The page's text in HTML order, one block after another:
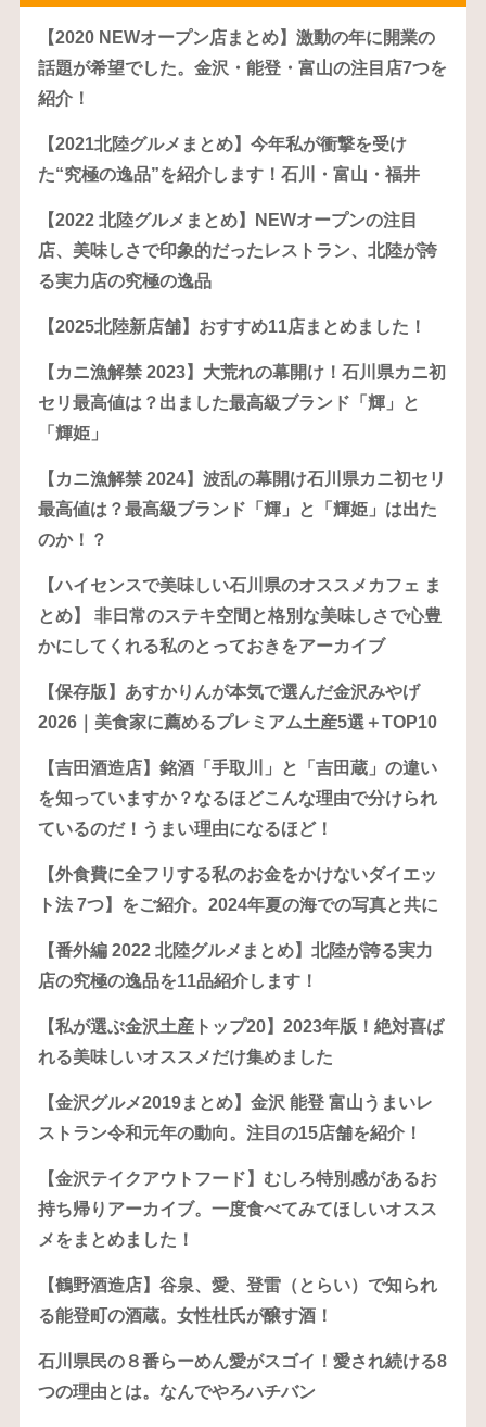
【2020 NEWオープン店まとめ】激動の年に開業の
話題が希望でした。金沢・能登・富山の注目店7つを
紹介！
【2021北陸グルメまとめ】今年私が衝撃を受け
た“究極の逸品”を紹介します！石川・富山・福井
【2022 北陸グルメまとめ】NEWオープンの注目
店、美味しさで印象的だったレストラン、北陸が誇
る実力店の究極の逸品
【2025北陸新店舗】おすすめ11店まとめました！
【カニ漁解禁 2023】大荒れの幕開け！石川県カニ初
セリ最高値は？出ました最高級ブランド「輝」と
「輝姫」
【カニ漁解禁 2024】波乱の幕開け石川県カニ初セリ
最高値は？最高級ブランド「輝」と「輝姫」は出た
のか！？
【ハイセンスで美味しい石川県のオススメカフェ ま
とめ】 非日常のステキ空間と格別な美味しさで心豊
かにしてくれる私のとっておきをアーカイブ
【保存版】あすかりんが本気で選んだ金沢みやげ
2026｜美食家に薦めるプレミアム土産5選＋TOP10
【吉田酒造店】銘酒「手取川」と「吉田蔵」の違い
を知っていますか？なるほどこんな理由で分けられ
ているのだ！うまい理由になるほど！
【外食費に全フリする私のお金をかけないダイエッ
ト法 7つ】をご紹介。2024年夏の海での写真と共に
【番外編 2022 北陸グルメまとめ】北陸が誇る実力
店の究極の逸品を11品紹介します！
【私が選ぶ金沢土産トップ20】2023年版！絶対喜ば
れる美味しいオススメだけ集めました
【金沢グルメ2019まとめ】金沢 能登 富山うまいレ
ストラン令和元年の動向。注目の15店舗を紹介！
【金沢テイクアウトフード】むしろ特別感があるお
持ち帰りアーカイブ。一度食べてみてほしいオスス
メをまとめました！
【鶴野酒造店】谷泉、愛、登雷（とらい）で知られ
る能登町の酒蔵。女性杜氏が醸す酒！
石川県民の８番らーめん愛がスゴイ！愛され続ける8
つの理由とは。なんでやろハチバン